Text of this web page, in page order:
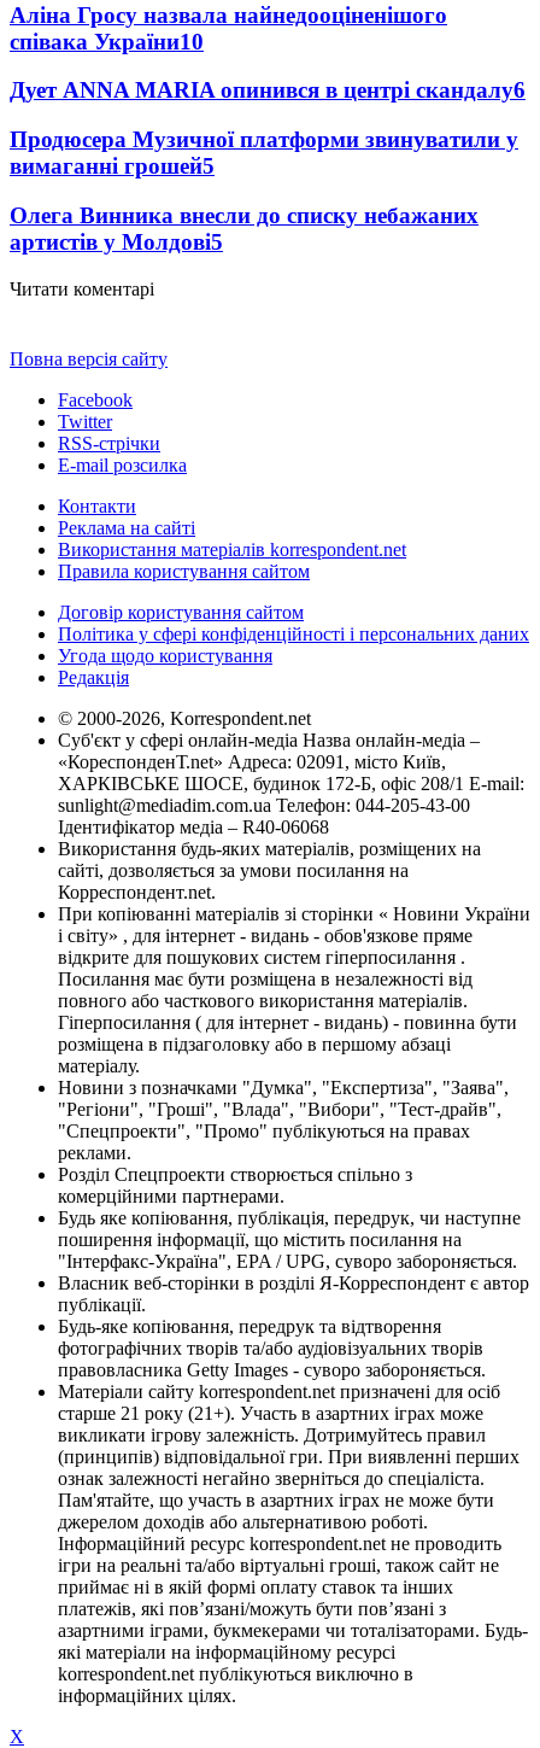
Аліна Гросу назвала найнедооціненішого
співака України10
Дует ANNA MARIA опинився в центрі скандалу6
Продюсера Музичної платформи звинуватили у
вимаганні грошей5
Олега Винника внесли до списку небажаних
артистів у Молдові5
Читати коментарі
Повна версія сайту
Facebook
Twitter
RSS-стрічки
E-mail розсилка
Контакти
Реклама на сайті
Використання матеріалів korrespondent.net
Правила користування сайтом
Договір користування сайтом
Політика у сфері конфіденційності і персональних даних
Угода щодо користування
Редакція
© 2000-2026, Korrespondent.net
Суб'єкт у сфері онлайн-медіа Назва онлайн-медіа –
«КореспонденТ.net» Адреса: 02091, місто Київ,
ХАРКІВСЬКЕ ШОСЕ, будинок 172-Б, офіс 208/1 E-mail:
sunlight@mediadim.com.ua Телефон: 044-205-43-00
Ідентифікатор медіа – R40-06068
Використання будь-яких матеріалів, розміщених на
сайті, дозволяється за умови посилання на
Корреспондент.net.
При копіюванні матеріалів зі сторінки « Новини України
і світу» , для інтернет - видань - обов'язкове пряме
відкрите для пошукових систем гіперпосилання .
Посилання має бути розміщена в незалежності від
повного або часткового використання матеріалів.
Гіперпосилання ( для інтернет - видань) - повинна бути
розміщена в підзаголовку або в першому абзаці
матеріалу.
Новини з позначками "Думка", "Експертиза", "Заява",
"Регіони", "Гроші", "Влада", "Вибори", "Тест-драйв",
"Спецпроекти", "Промо" публікуються на правах
реклами.
Розділ Спецпроекти створюється спільно з
комерційними партнерами.
Будь яке копіювання, публікація, передрук, чи наступне
поширення інформації, що містить посилання на
"Інтерфакс-Україна", EPA / UPG, суворо забороняється.
Власник веб-сторінки в розділі Я-Корреспондент є автор
публікації.
Будь-яке копіювання, передрук та відтворення
фотографічних творів та/або аудіовізуальних творів
правовласника Getty Images - суворо забороняється.
Матеріали сайту korrespondent.net призначені для осіб
старше 21 року (21+). Участь в азартних іграх може
викликати ігрову залежність. Дотримуйтесь правил
(принципів) відповідальної гри. При виявленні перших
ознак залежності негайно зверніться до спеціаліста.
Пам'ятайте, що участь в азартних іграх не може бути
джерелом доходів або альтернативою роботі.
Інформаційний ресурс korrespondent.net не проводить
ігри на реальні та/або віртуальні гроші, також сайт не
приймає ні в якій формі оплату ставок та інших
платежів, які пов’язані/можуть бути пов’язані з
азартними іграми, букмекерами чи тоталізаторами. Будь-
які матеріали на інформаційному ресурсі
korrespondent.net публікуються виключно в
інформаційних цілях.
X